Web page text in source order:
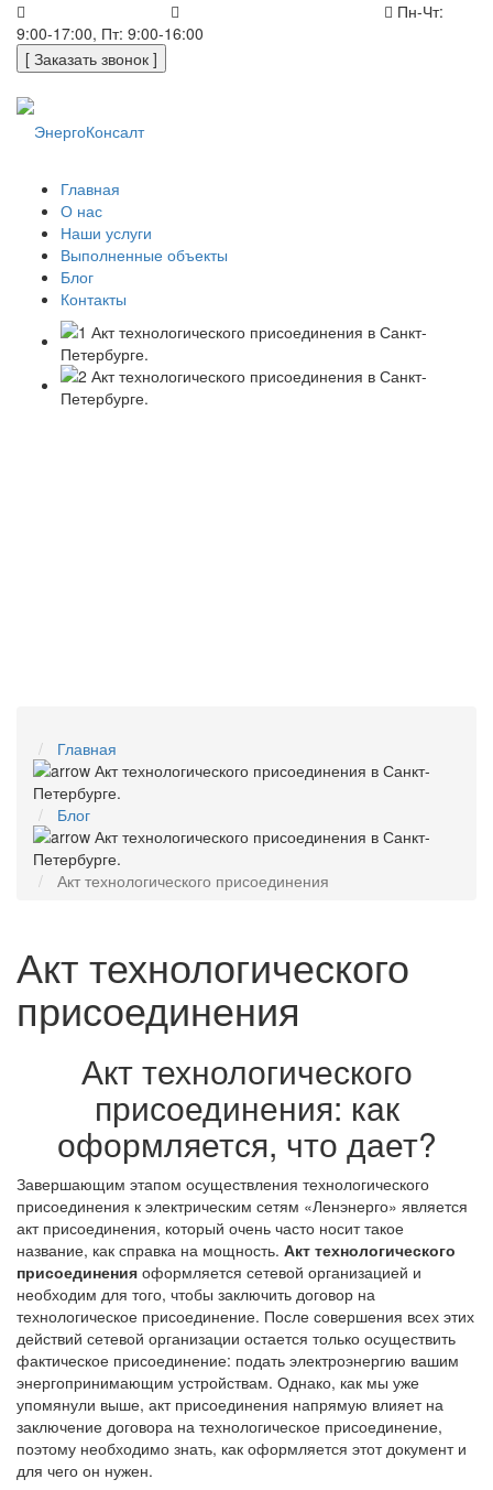
Пн-Чт:
9:00-17:00, Пт: 9:00-16:00
[ Заказать звонок ]
Главная
О нас
Наши услуги
Выполненные объекты
Блог
Контакты
Главная
Блог
Акт технологического присоединения
Акт технологического
присоединения
Акт технологического
присоединения: как
оформляется, что дает?
Завершающим этапом осуществления технологического
присоединения к электрическим сетям «Ленэнерго» является
акт присоединения, который очень часто носит такое
название, как справка на мощность. Акт технологического
присоединения оформляется сетевой организацией и
необходим для того, чтобы заключить договор на
технологическое присоединение. После совершения всех этих
действий сетевой организации остается только осуществить
фактическое присоединение: подать электроэнергию вашим
энергопринимающим устройствам. Однако, как мы уже
упомянули выше, акт присоединения напрямую влияет на
заключение договора на технологическое присоединение,
поэтому необходимо знать, как оформляется этот документ и
для чего он нужен.